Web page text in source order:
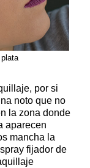
por si
noto que no
la zona donde
aparecen
mancha la
fijador de